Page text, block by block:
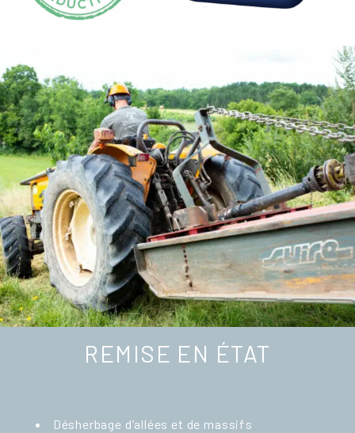
REMISE EN ÉTAT
Désherbage d’allées et de massifs